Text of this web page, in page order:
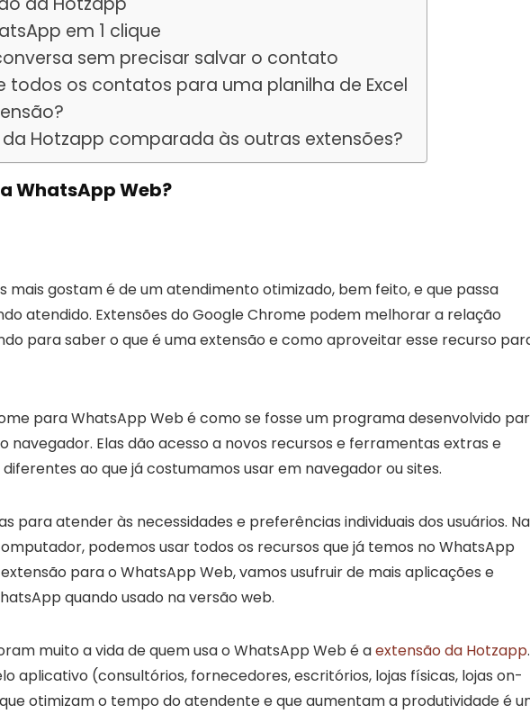
em 1 clique
sem precisar salvar o contato
todos os contatos para uma planilha de Excel
Hotzapp comparada às outras extensões?
WhatsApp Web?
mais gostam é de um atendimento otimizado, bem feito, e que passa
atendido. Extensões do Google Chrome podem melhorar a relação
para saber o que é uma extensão e como aproveitar esse recurso
para WhatsApp Web é como se fosse um programa desenvolvido
navegador. Elas dão acesso a novos recursos e ferramentas extras e
ao que já costumamos usar em navegador ou sites.
para atender às necessidades e preferências individuais dos usuários. Na
podemos usar todos os recursos que já temos no WhatsApp
para o WhatsApp Web, vamos usufruir de mais aplicações e
quando usado na versão web.
muito a vida de quem usa o WhatsApp Web é aextensão da Hotzapp.
aplicativo (consultórios, fornecedores, escritórios, lojas físicas, lojas on-
otimizam o tempo do atendente e que aumentam a produtividade é